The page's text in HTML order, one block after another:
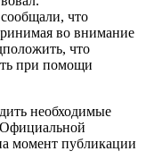
что
во внимание
что
при помощи
необходимые
момент публикации